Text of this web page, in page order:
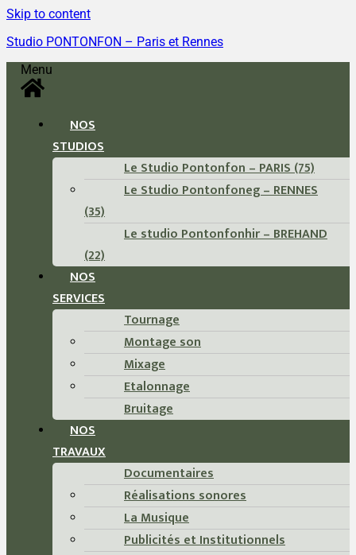
Skip to content
Studio PONTONFON – Paris et Rennes
Menu
NOS
STUDIOS
Le Studio Pontonfon – PARIS (75)
Le Studio Pontonfoneg – RENNES
(35)
Le studio Pontonfonhir – BREHAND
(22)
NOS
SERVICES
Tournage
Montage son
Mixage
Etalonnage
Bruitage
NOS
TRAVAUX
Documentaires
Réalisations sonores
La Musique
Publicités et Institutionnels